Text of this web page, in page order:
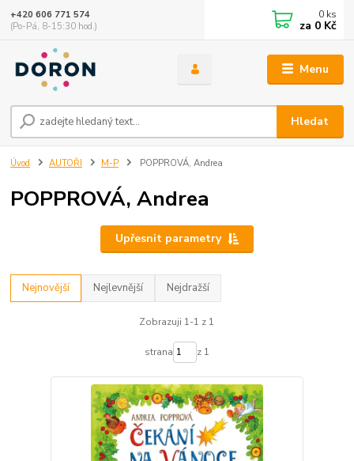
Menu
Hledat
+420 606 771 574
(Po-Pá, 8-15:30 hod.)
0 ks
za 0 Kč
Úvod AUTOŘI M-P POPPROVÁ, Andrea
POPPROVÁ, Andrea
Upřesnit parametry
Nejnovější Nejlevnější Nejdražší
Zobrazuji 1-1 z 1
strana z 1